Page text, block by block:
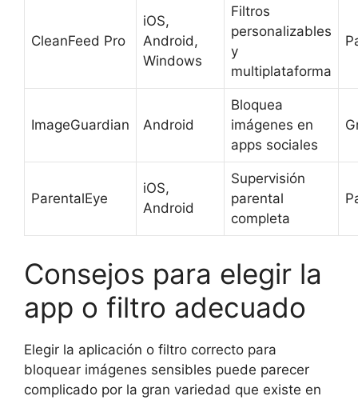
CleanFeed Pro
iOS,
Android,
Windows
Filtros
personalizables
y
multiplataforma
ImageGuardian Android
Bloquea
imágenes en
apps sociales
ParentalEye
iOS,
Android
Supervisión
parental
completa
Consejos para elegir la
app o filtro adecuado
Elegir la aplicación o filtro correcto para
bloquear imágenes sensibles puede parecer
complicado por la gran variedad que existe en